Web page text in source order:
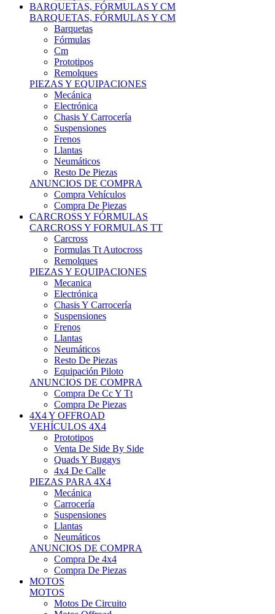
BARQUETAS, FÓRMULAS Y CM
BARQUETAS, FÓRMULAS Y CM
Barquetas
Fórmulas
Cm
Prototipos
Remolques
PIEZAS Y EQUIPACIONES
Mecánica
Electrónica
Chasis Y Carrocería
Suspensiones
Frenos
Llantas
Neumáticos
Resto De Piezas
ANUNCIOS DE COMPRA
Compra Vehículos
Compra De Piezas
CARCROSS Y FÓRMULAS
CARCROSS Y FORMULAS TT
Carcross
Formulas Tt Autocross
Remolques
PIEZAS Y EQUIPACIONES
Mecanica
Electrónica
Chasis Y Carrocería
Suspensiones
Frenos
Llantas
Neumáticos
Resto De Piezas
Equipación Piloto
ANUNCIOS DE COMPRA
Compra De Cc Y Tt
Compra De Piezas
4X4 Y OFFROAD
VEHÍCULOS 4X4
Prototipos
Venta De Side By Side
Quads Y Buggys
4x4 De Calle
PIEZAS PARA 4X4
Mecánica
Carrocería
Suspensiones
Llantas
Neumáticos
ANUNCIOS DE COMPRA
Compra De 4x4
Compra De Piezas
MOTOS
MOTOS
Motos De Circuito